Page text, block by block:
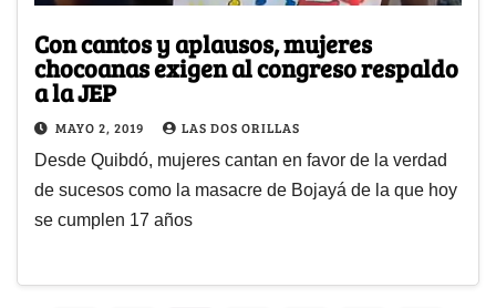
Con cantos y aplausos, mujeres
chocoanas exigen al congreso respaldo
a la JEP
MAYO 2, 2019 LAS DOS ORILLAS
Desde Quibdó, mujeres cantan en favor de la verdad
de sucesos como la masacre de Bojayá de la que hoy
se cumplen 17 años